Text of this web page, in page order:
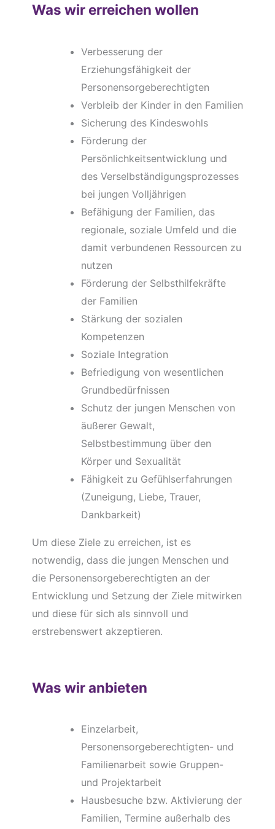
Was wir erreichen wollen
Verbesserung der
Erziehungsfähigkeit der
Personensorgeberechtigten
Verbleib der Kinder in den Familien
Sicherung des Kindeswohls
Förderung der
Persönlichkeitsentwicklung und
des Verselbständigungsprozesses
bei jungen Volljährigen
Befähigung der Familien, das
regionale, soziale Umfeld und die
damit verbundenen Ressourcen zu
nutzen
Förderung der Selbsthilfekräfte
der Familien
Stärkung der sozialen
Kompetenzen
Soziale Integration
Befriedigung von wesentlichen
Grundbedürfnissen
Schutz der jungen Menschen von
äußerer Gewalt,
Selbstbestimmung über den
Körper und Sexualität
Fähigkeit zu Gefühlserfahrungen
(Zuneigung, Liebe, Trauer,
Dankbarkeit)
Um diese Ziele zu erreichen, ist es
notwendig, dass die jungen Menschen und
die Personensorgeberechtigten an der
Entwicklung und Setzung der Ziele mitwirken
und diese für sich als sinnvoll und
erstrebenswert akzeptieren.
Was wir anbieten
Einzelarbeit,
Personensorgeberechtigten- und
Familienarbeit sowie Gruppen-
und Projektarbeit
Hausbesuche bzw. Aktivierung der
Familien, Termine außerhalb des